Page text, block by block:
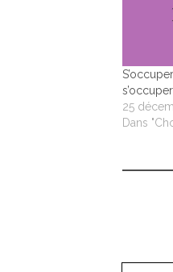
25
Dans
Saisissez votre adresse e-mail…